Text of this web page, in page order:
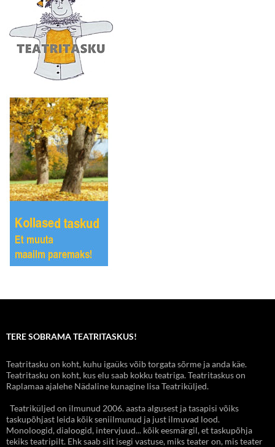
TERE SOBRAMA TEATRITASKUS!
Teatritasku on koht, kuhu igaüks võib torgata sõrme ja anda käe.
Teatritasku on koht, kus elu saab kokku teatriga. Teatritaskus on
Raplamaa ajalehe Nädaline kunagine lisa Teatriküljed.
Teatriküljed on ilmunud 2006. aasta algusest ja tasapisi võiks
taskupõhjast leida kõik seniilmunud ja just ilmuvad lood.
Monoloogid, dialoogid, intervjuud... kõik eesmärgil, et taskupõhja
tekiks teatripilt. Ehk saab siit isegi vastuse, miks teater on, mis teater